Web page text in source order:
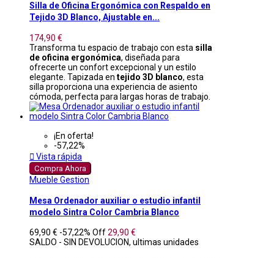
Silla de Oficina Ergonómica con Respaldo en
Tejido 3D Blanco, Ajustable en...
174,90 €
Transforma tu espacio de trabajo con esta silla
de oficina ergonómica, diseñada para
ofrecerte un confort excepcional y un estilo
elegante. Tapizada en tejido 3D blanco, esta
silla proporciona una experiencia de asiento
cómoda, perfecta para largas horas de trabajo.
¡En oferta!
-57,22%
 Vista rápida
Compra Ahora
Mueble Gestion
Mesa Ordenador auxiliar o estudio infantil
modelo Sintra Color Cambria Blanco
69,90 € -57,22% Off29,90 €
SALDO - SIN DEVOLUCION, ultimas unidades